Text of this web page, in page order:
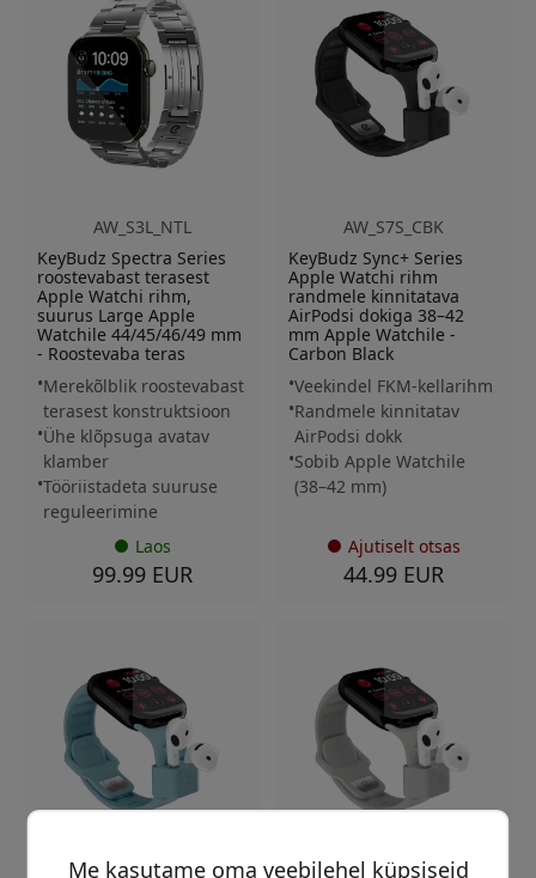
AW_S3L_NTL
KeyBudz Spectra Series
roostevabast terasest
Apple Watchi rihm,
suurus Large Apple
Watchile 44/45/46/49 mm
- Roostevaba teras
Merekõlblik roostevabast
terasest konstruktsioon
Ühe klõpsuga avatav
klamber
Tööriistadeta suuruse
reguleerimine
Laos
99.99 EUR
AW_S7S_CBK
KeyBudz Sync+ Series
Apple Watchi rihm
randmele kinnitatava
AirPodsi dokiga 38–42
mm Apple Watchile -
Carbon Black
Veekindel FKM-kellarihm
Randmele kinnitatav
AirPodsi dokk
Sobib Apple Watchile
(38–42 mm)
Ajutiselt otsas
44.99 EUR
Me kasutame oma veebilehel küpsiseid